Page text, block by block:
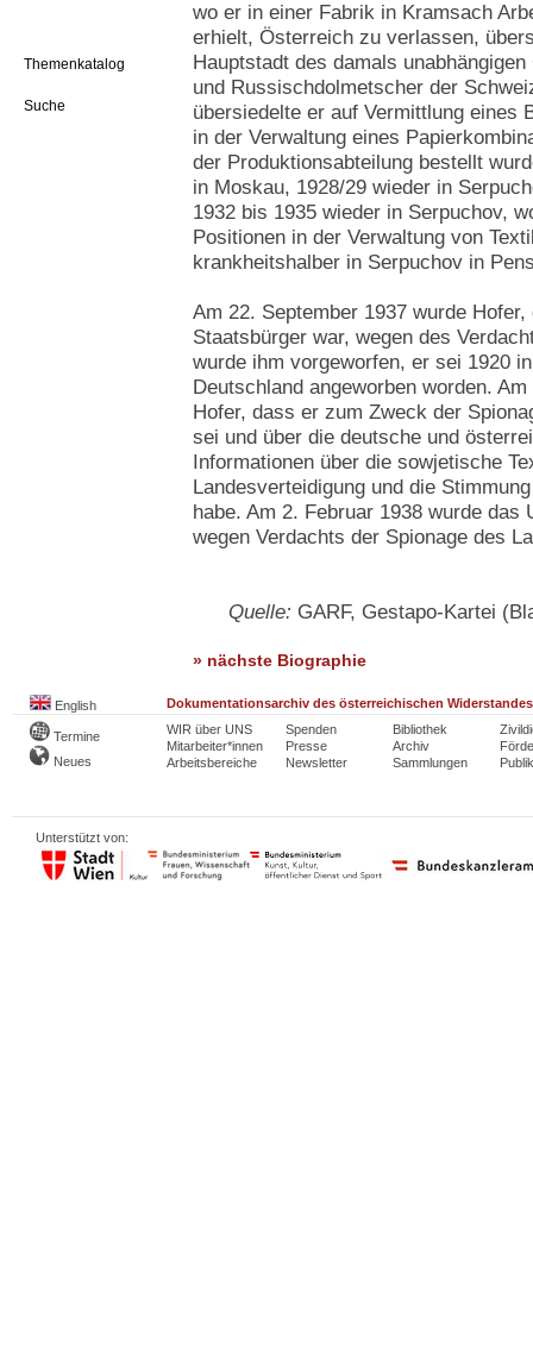
Themenkatalog
Suche
wo er in einer Fabrik in Kramsach
erhielt, Österreich zu verlassen,
Hauptstadt des damals
und Russischdolmetscher der
übersiedelte er auf Vermittlung eines
in der Verwaltung eines
der Produktionsabteilung bestellt
in Moskau, 1928/29 wieder in
1932 bis 1935 wieder in Serpuchov,
Positionen in der Verwaltung von
krankheitshalber in Serpuchov in
Am 22. September 1937 wurde
Staatsbürger war, wegen des
wurde ihm vorgeworfen, er sei 1920
Deutschland angeworben worden.
Hofer, dass er zum Zweck der
sei und über die deutsche und
Informationen über die sowjetische
Landesverteidigung und die
habe. Am 2. Februar 1938 wurde das
wegen Verdachts der Spionage des
Quelle: GARF, Gestapo-Kartei
» nächste Biographie
English Dokumentationsarchiv des österreichischen Widerstandes
Termine
Neues
WIR über UNS
Mitarbeiter*innen
Arbeitsbereiche
Spenden
Presse
Newsletter
Bibliothek
Archiv
Sammlungen
Unterstützt von: